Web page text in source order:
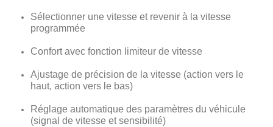
Sélectionner une vitesse et revenir à la vitesse
programmée
Confort avec fonction limiteur de vitesse
Ajustage de précision de la vitesse (action vers le
haut, action vers le bas)
Réglage automatique des paramètres du véhicule
(signal de vitesse et sensibilité)